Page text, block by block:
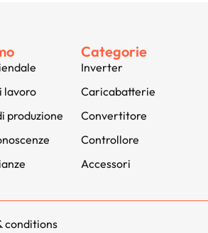
lavoro
produzione
Categorie
Inverter
Caricabatterie
Convertitore
Controllore
Accessori
conditions